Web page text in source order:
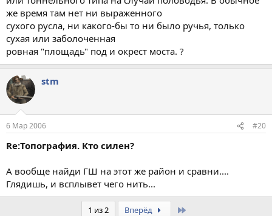
же время там нет ни выраженного
сухого русла, ни какого-бы то ни было ручья, только
сухая или заболоченная
ровная "площадь" под и окрест моста. ?
stm
6 Мар 2006 #20
Re:Топография. Кто силен?
А вообще найди ГШ на этот же район и сравни....
Глядишь, и всплывет чего нить...
1 из 2 Вперёд